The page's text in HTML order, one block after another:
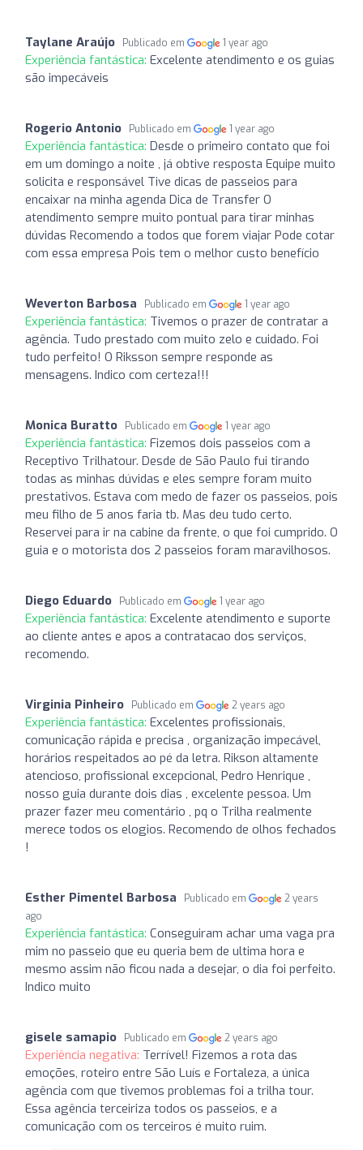
Taylane Araújo Publicado em 1 year ago
Experiência fantástica: Excelente atendimento e os guias
são impecáveis
Rogerio Antonio Publicado em 1 year ago
Experiência fantástica: Desde o primeiro contato que foi
em um domingo a noite , já obtive resposta Equipe muito
solicita e responsável Tive dicas de passeios para
encaixar na minha agenda Dica de Transfer O
atendimento sempre muito pontual para tirar minhas
dúvidas Recomendo a todos que forem viajar Pode cotar
com essa empresa Pois tem o melhor custo benefício
Weverton Barbosa Publicado em 1 year ago
Experiência fantástica: Tivemos o prazer de contratar a
agência. Tudo prestado com muito zelo e cuidado. Foi
tudo perfeito! O Riksson sempre responde as
mensagens. Indico com certeza!!!
Monica Buratto Publicado em 1 year ago
Experiência fantástica: Fizemos dois passeios com a
Receptivo Trilhatour. Desde de São Paulo fui tirando
todas as minhas dúvidas e eles sempre foram muito
prestativos. Estava com medo de fazer os passeios, pois
meu filho de 5 anos faria tb. Mas deu tudo certo.
Reservei para ir na cabine da frente, o que foi cumprido. O
guia e o motorista dos 2 passeios foram maravilhosos.
Diego Eduardo Publicado em 1 year ago
Experiência fantástica: Excelente atendimento e suporte
ao cliente antes e apos a contratacao dos serviços,
recomendo.
Virginia Pinheiro Publicado em 2 years ago
Experiência fantástica: Excelentes profissionais,
comunicação rápida e precisa , organização impecável,
horários respeitados ao pé da letra. Rikson altamente
atencioso, profissional excepcional, Pedro Henrique ,
nosso guia durante dois dias , excelente pessoa. Um
prazer fazer meu comentário , pq o Trilha realmente
merece todos os elogios. Recomendo de olhos fechados
!
Esther Pimentel Barbosa Publicado em
2 years
ago
Experiência fantástica: Conseguiram achar uma vaga pra
mim no passeio que eu queria bem de ultima hora e
mesmo assim não ficou nada a desejar, o dia foi perfeito.
Indico muito
gisele samapio Publicado em 2 years ago
Experiência negativa: Terrível! Fizemos a rota das
emoções, roteiro entre São Luís e Fortaleza, a única
agência com que tivemos problemas foi a trilha tour.
Essa agência terceiriza todos os passeios, e a
comunicação com os terceiros é muito ruim.